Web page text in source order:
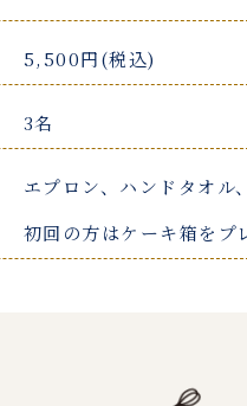
5,500円(税込)
3名
エプロン、ハンドタオ
初回の方はケーキ箱をプ